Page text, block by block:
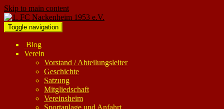
Skip to main content
Toggle navigation
Blog
Verein
Vorstand / Abteilungsleiter
Geschichte
Satzung
Mitgliedschaft
Vereinsheim
Sportanlage und Anfahrt